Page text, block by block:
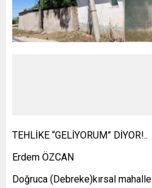
TEHLİKE “GELİYORUM” DİYOR!..
Erdem ÖZCAN
Doğruca (Debreke)kırsal